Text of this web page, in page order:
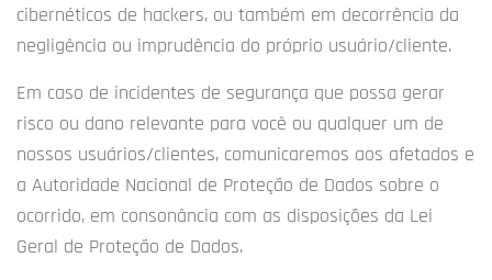
cibernéticos de hackers, ou também em decorrência da
negligência ou imprudência do próprio usuário/cliente.
Em caso de incidentes de segurança que possa gerar
risco ou dano relevante para você ou qualquer um de
nossos usuários/clientes, comunicaremos aos afetados e
a Autoridade Nacional de Proteção de Dados sobre o
ocorrido, em consonância com as disposições da Lei
Geral de Proteção de Dados.